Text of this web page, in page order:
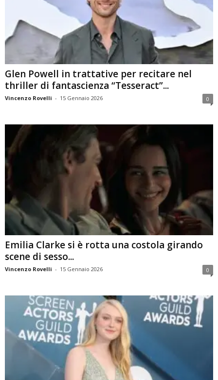
Glen Powell in trattative per recitare nel
thriller di fantascienza “Tesseract”...
Vincenzo Rovelli - 15 Gennaio 2026 0
Emilia Clarke si è rotta una costola girando
scene di sesso...
Vincenzo Rovelli - 15 Gennaio 2026 0